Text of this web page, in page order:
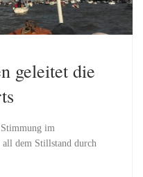
geleitet die
im
all dem Stillstand durch